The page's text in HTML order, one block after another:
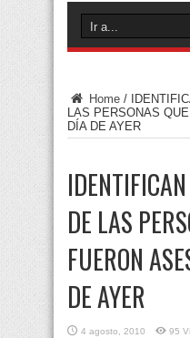
Home /
LAS PERSONAS
DÍA DE AYER
DE LAS
FUERON
DE AYER
4 agosto, 2010 95